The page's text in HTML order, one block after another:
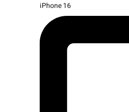
iPhone 16